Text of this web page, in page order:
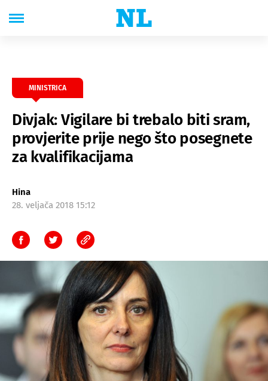
MINISTRICA
Divjak: Vigilare bi trebalo biti sram,
provjerite prije nego što posegnete
za kvalifikacijama
Hina
28. veljača 2018 15:12